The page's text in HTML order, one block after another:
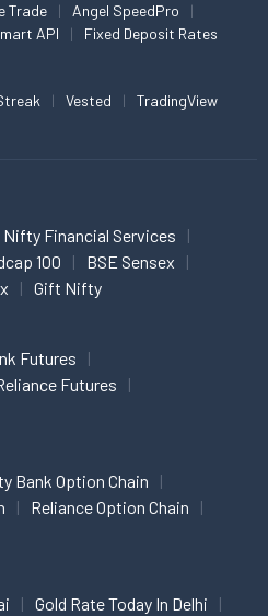
Trade
Angel SpeedPro
API Fixed Deposit Rates
Vested TradingView
Nifty Financial Services
100
BSE Sensex
Gift Nifty
Futures
Futures
Bank Option Chain
Reliance Option Chain
Gold Rate Today In Delhi